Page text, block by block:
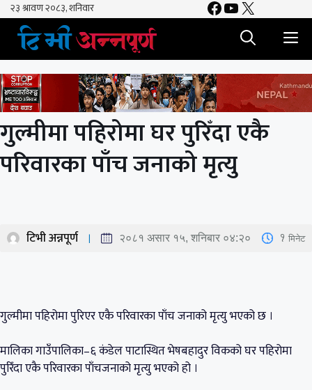
Skip
content
Facebook
YouTube
X
गुल्मीमा पहिरोमा घर पुरिँदा एकै
परिवारका पाँच जनाको मृत्यु
टिभी अन्नपूर्ण २०८१ असार १५, शनिबार ०४:२० 1 मिनेट
गुल्मीमा पहिरोमा पुरिएर एकै परिवारका पाँच जनाको मृत्यु भएको छ ।
मालिका गाउँपालिका–६ कंडेल पाटास्थित भेषबहादुर विकको घर पहिरोमा
पुरिँदा एकै परिवारका पाँचजनाको मृत्यु भएको हो ।